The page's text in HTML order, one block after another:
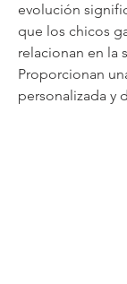
evolución
que los chicos
relacionan en la
Proporcionan
personalizada y